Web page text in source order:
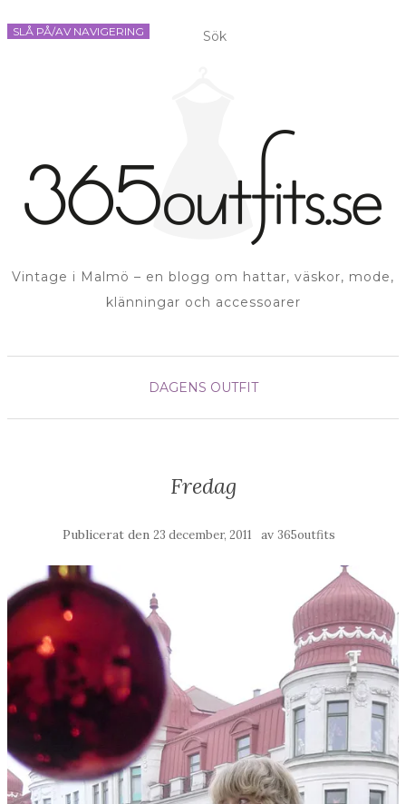
SLÅ PÅ/AV NAVIGERING
Vintage i Malmö – en blogg om hattar, väskor, mode,
klänningar och accessoarer
DAGENS OUTFIT
Fredag
Publicerat den 23 december, 2011 av 365outfits